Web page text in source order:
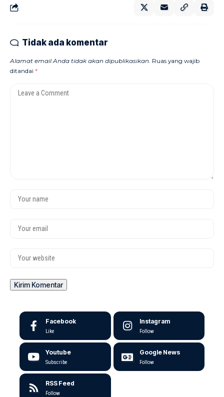
Tidak ada komentar
Alamat email Anda tidak akan dipublikasikan. Ruas yang wajib
ditandai *
Facebook
Like
Instagram
Follow
Youtube
Subscribe
Google News
Follow
RSS Feed
Follow